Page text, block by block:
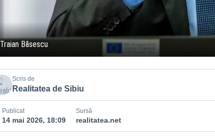
Traian Băsescu
Scris de
Realitatea de Sibiu
Publicat
14 mai 2026, 18:09
Sursă
realitatea.net